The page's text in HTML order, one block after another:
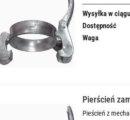
Wysyłka w ciągu
Dostępność
Waga
Pierścień
Pieścień z